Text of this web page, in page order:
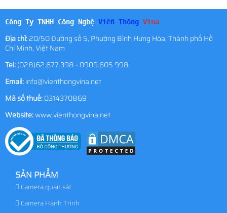
Công Ty TNHH Công Nghệ Viễn Thông Vina
Địa chỉ:20/50 Đường số 5, Phường Bình Hưng Hòa, Thành phố Hồ
Chí Minh, Việt Nam
Tel:(028)62.677.398 - 0909.605.998
Email:info@vienthongvina.net
Mã số thuế:0314370869
Website:www.vienthongvina.net
SẢN PHẨM
Camera quan sát
Camera Hành Trình